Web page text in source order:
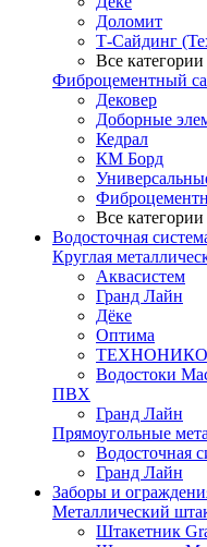
Доломит
Т-Сайдинг
Все
Фиброцементный
Дековер
Доборные
Кедрал
КМ Борд
Все
Водосточная
Круглая
Аквасистем
Гранд Лайн
Дёке
Оптима
Водостоки
ПВХ
Гранд Лайн
Прямоугольные
Водосточная
Гранд Лайн
Заборы и
Металлический
Штакетник